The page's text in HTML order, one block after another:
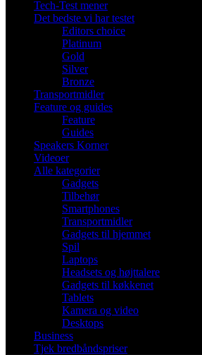
Tech-Test mener
Det bedste vi har testet
Editors choice
Platinum
Gold
Silver
Bronze
Transportmidler
Feature og guides
Feature
Guides
Speakers Korner
Videoer
Alle kategorier
Gadgets
Tilbehør
Smartphones
Transportmidler
Gadgets til hjemmet
Spil
Laptops
Headsets og højttalere
Gadgets til køkkenet
Tablets
Kamera og video
Desktops
Business
Tjek bredbåndspriser